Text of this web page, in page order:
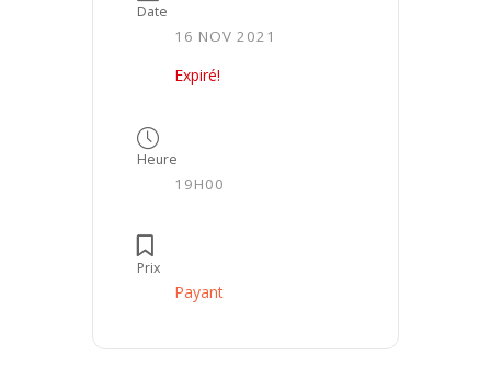
Date
16 NOV 2021
Expiré!
Heure
19H00
Prix
Payant